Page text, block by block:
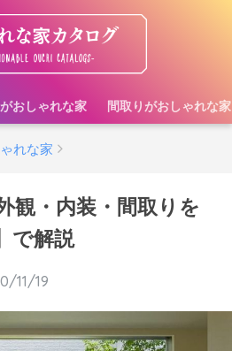
おしゃれな家 間取りがおしゃれな家
れな家
観・内装・間取りを
で解説
11/19